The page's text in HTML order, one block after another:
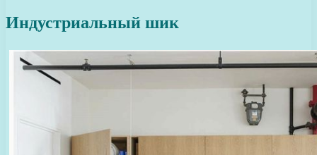
Индустриальный шик